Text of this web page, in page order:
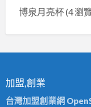
博泉月亮杯(4 瀏
加盟,創業
台灣加盟創業網